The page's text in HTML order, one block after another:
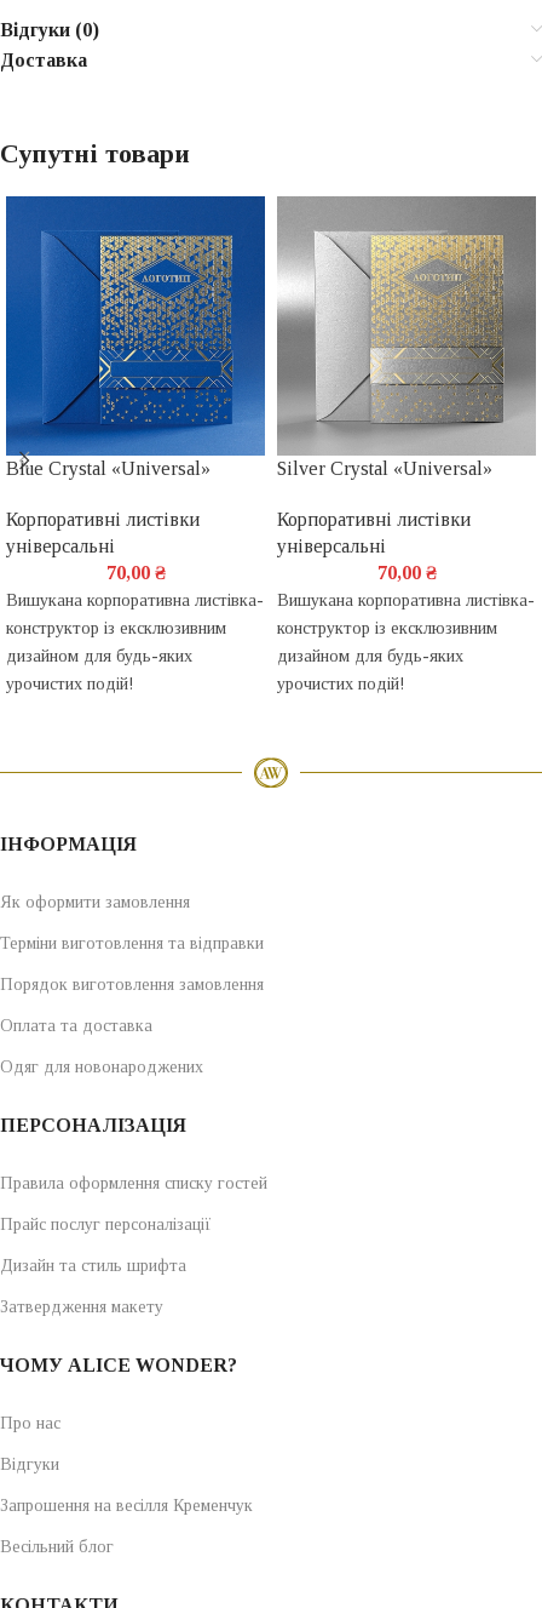
Відгуки (0)
Доставка
Супутні товари
Blue Crystal «Universal»
Корпоративні листівки
універсальні
70,00 ₴
Вишукана корпоративна листівка-
конструктор із ексклюзивним
дизайном для будь-яких
урочистих подій!
Silver Crystal «Universal»
Корпоративні листівки
універсальні
70,00 ₴
Вишукана корпоративна листівка-
конструктор із ексклюзивним
дизайном для будь-яких
урочистих подій!
ІНФОРМАЦІЯ
Як оформити замовлення
Терміни виготовлення та відправки
Порядок виготовлення замовлення
Оплата та доставка
Одяг для новонароджених
ПЕРСОНАЛІЗАЦІЯ
Правила оформлення списку гостей
Прайс послуг персоналізації
Дизайн та стиль шрифта
Затвердження макету
ЧОМУ ALICE WONDER?
Про нас
Відгуки
Запрошення на весілля Кременчук
Весільний блог